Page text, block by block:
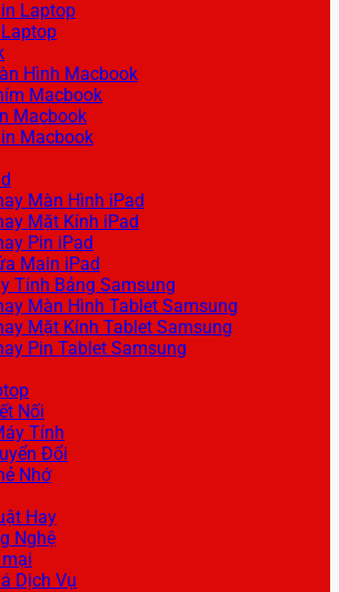
Laptop
Hình Macbook
Macbook
Macbook
Macbook
Màn Hình iPad
Mặt Kính iPad
Pin iPad
Main iPad
Tính Bảng Samsung
Màn Hình Tablet Samsung
Mặt Kính Tablet Samsung
Pin Tablet Samsung
Nối
Tính
Đổi
Nhớ
Hay
Nghệ
Dịch Vụ